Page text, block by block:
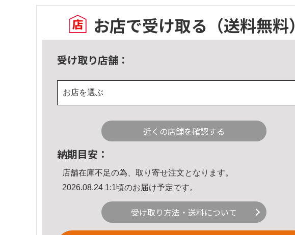
お店で受け取る （送料無料）
受け取り店舗：
お店を選ぶ
近くの店舗を確認する
納期目安：
店舗在庫不足の為、取り寄せ注文となります。
2026.08.24 1:1頃のお届け予定です。
受け取り方法・送料について